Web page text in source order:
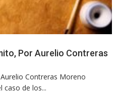
Por Aurelio Contreras
Contreras Moreno
caso de los...